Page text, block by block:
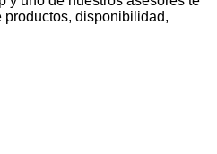
productos, disponibilidad,